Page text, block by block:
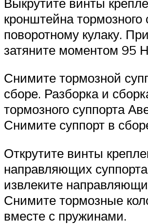
кронштейна тормозного
поворотному кулаку.
затяните моментом 95
Снимите тормозной
сборе. Разборка и
тормозного суппорта
Снимите суппорт в
Открутите винты
направляющих
извлеките
Снимите тормозные
вместе с пружинами.